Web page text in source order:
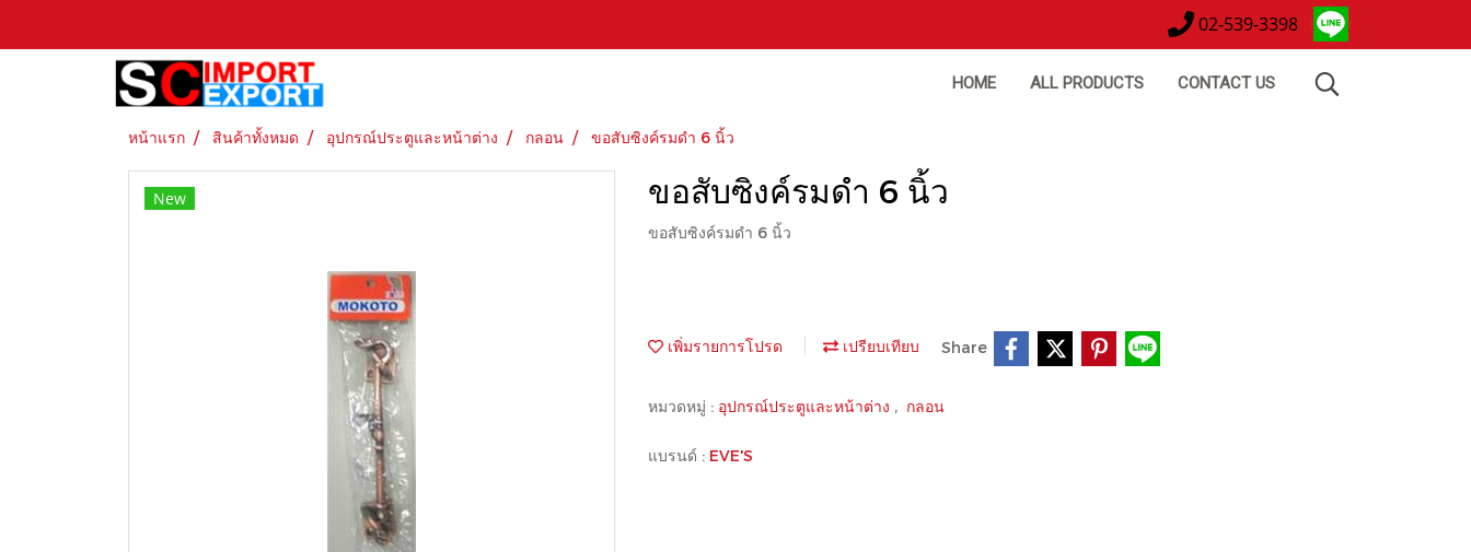
02-539-3398
HOME ALL PRODUCTS CONTACT US
หน้าแรก สินค้าทั้งหมด อุปกรณ์ประตูและหน้าต่าง กลอน ขอสับซิงค์รมดำ 6 นิ้ว
New ขอสับซิงค์รมดำ 6 นิ้ว
ขอสับซิงค์รมดำ 6 นิ้ว
เพิ่มรายการโปรด เปรียบเทียบ Share
หมวดหมู่ : อุปกรณ์ประตูและหน้าต่าง , กลอน
แบรนด์ : EVE'S